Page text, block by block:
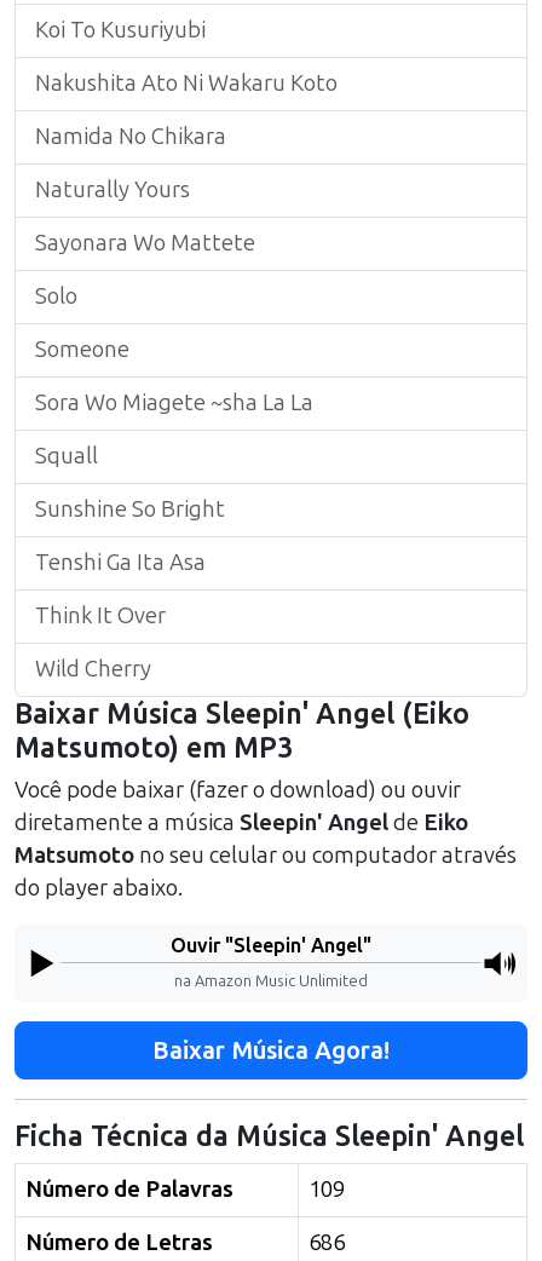
Koi To Kusuriyubi
Nakushita Ato Ni Wakaru Koto
Namida No Chikara
Naturally Yours
Sayonara Wo Mattete
Solo
Someone
Sora Wo Miagete ~sha La La
Squall
Sunshine So Bright
Tenshi Ga Ita Asa
Think It Over
Wild Cherry
Baixar Música Sleepin' Angel (Eiko
Matsumoto) em MP3
Você pode baixar (fazer o download) ou ouvir
diretamente a música Sleepin' Angelde Eiko
Matsumoto no seu celular ou computador através
do player abaixo.
Ouvir "Sleepin' Angel"
na Amazon Music Unlimited
Baixar Música Agora!
Ficha Técnica da Música Sleepin' Angel
Número de Palavras
109
Número de Letras
686